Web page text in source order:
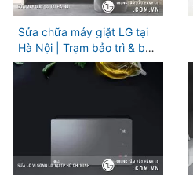
Sửa chữa máy giặt LG tại
Hà Nội | Trạm bảo trì & bảo
hành LG